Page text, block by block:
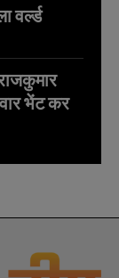
वर्ल्ड
भेंट कर